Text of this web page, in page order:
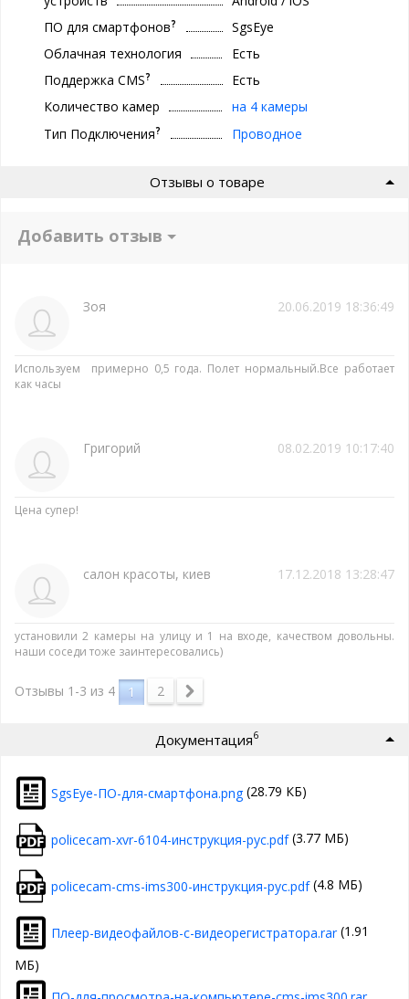
ПО для смартфонов?
SgsEye
Облачная технология
Есть
Поддержка CMS?
Есть
Количество камер
на 4 камеры
Тип Подключения? Проводное
Отзывы о товаре
Добавить отзыв
20.06.2019 18:36:49
Зоя
Используем примерно 0,5 года. Полет нормальный.Все работает
как часы
08.02.2019 10:17:40
Григорий
Цена супер!
17.12.2018 13:28:47
салон красоты, киев
установили 2 камеры на улицу и 1 на входе, качеством довольны.
наши соседи тоже заинтересовались)
Отзывы 1-3 из 4 1 2
Документация6
SgsEye-ПО-для-смартфона.png(28.79 КБ)
policecam-xvr-6104-инструкция-рус.pdf(3.77 МБ)
policecam-cms-ims300-инструкция-рус.pdf(4.8 МБ)
Плеер-видеофайлов-с-видеорегистратора.rar(1.91
МБ)